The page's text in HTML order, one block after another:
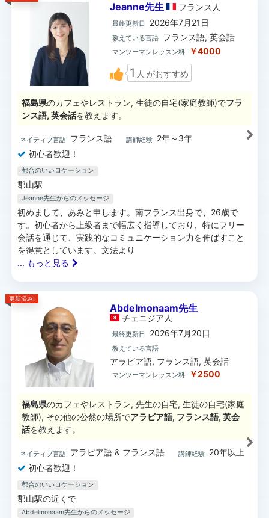
Jeanne先生 フランス 人
最終更新日 2026年7月21日
教えている言語 フランス語, 英会話
マンツーマンレッスン料 ￥4000
1 人 がおすすめ
福島県のカフェやレストラン, 生徒の自宅(家庭教師)でフラ
ンス語, 英会話を教えます。
ネイティブ言語 フランス語 講師経験
2年～3年
初心者歓迎！
都合のいいロケーション
郡山駅
Jeanne先生からのメッセージ
初めまして、あみと申します。南フランス出身で、26歳で
す。初心者から上級者まで幅広く指導しており、特にフリー
会話を通じて、実践的なコミュニケーション力を伸ばすこと
を得意としています。文法より
... もっと見る
更新済み!
Abdelmonaam先生
チェニジア 人
最終更新日 2026年7月20日
教えている言語
アラビア語, フランス語, 英会話
マンツーマンレッスン料 ￥2500
福島県のカフェやレストラン, 先生の自宅, 生徒の自宅(家庭
教師), その他の公然の場所でアラビア語, フランス語, 英会
話を教えます。
ネイティブ言語 アラビア語 & フランス語 講師経験
20年以上
初心者歓迎！
都合のいいロケーション
郡山駅の近くで
Abdelmonaam先生からのメッセージ